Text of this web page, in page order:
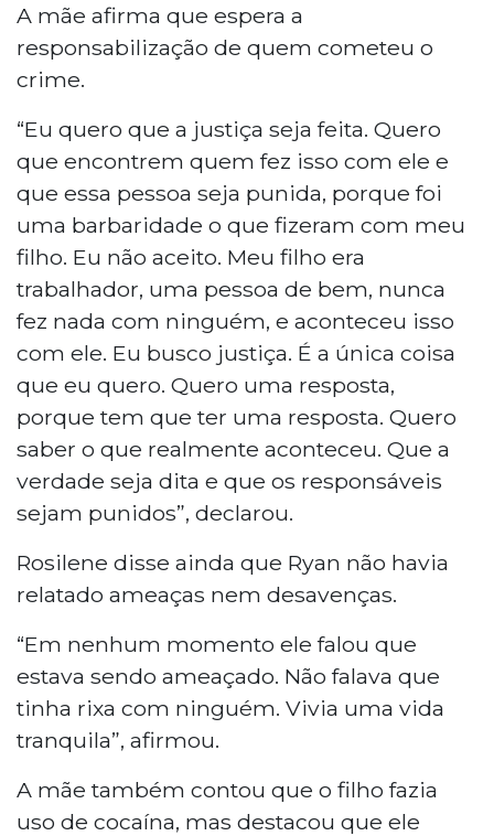
A mãe afirma que espera a
responsabilização de quem cometeu o
crime.
“Eu quero que a justiça seja feita. Quero
que encontrem quem fez isso com ele e
que essa pessoa seja punida, porque foi
uma barbaridade o que fizeram com meu
filho. Eu não aceito. Meu filho era
trabalhador, uma pessoa de bem, nunca
fez nada com ninguém, e aconteceu isso
com ele. Eu busco justiça. É a única coisa
que eu quero. Quero uma resposta,
porque tem que ter uma resposta. Quero
saber o que realmente aconteceu. Que a
verdade seja dita e que os responsáveis
sejam punidos”, declarou.
Rosilene disse ainda que Ryan não havia
relatado ameaças nem desavenças.
“Em nenhum momento ele falou que
estava sendo ameaçado. Não falava que
tinha rixa com ninguém. Vivia uma vida
tranquila”, afirmou.
A mãe também contou que o filho fazia
uso de cocaína, mas destacou que ele